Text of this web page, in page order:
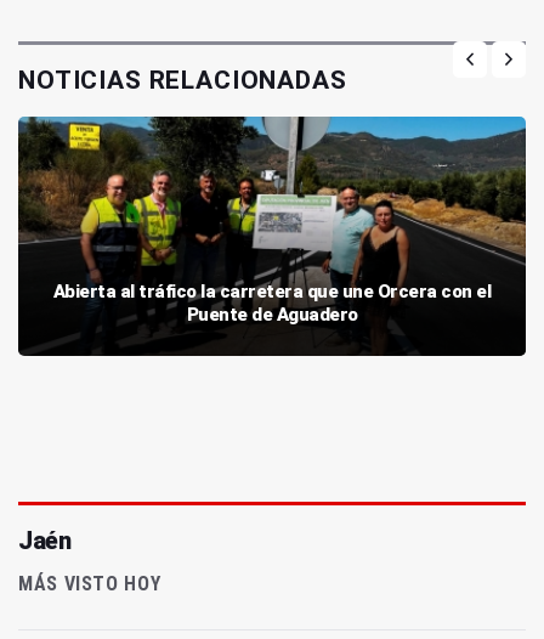
NOTICIAS RELACIONADAS
Abierta al tráfico la carretera que une Orcera con el
Puente de Aguadero
Jaén
MÁS VISTO HOY